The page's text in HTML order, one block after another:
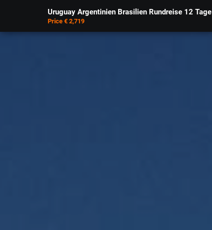
Uruguay Argentinien Brasilien Rundreise 12 Tage
Price € 2,719